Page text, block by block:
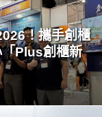
！攜手創櫃
Plus創櫃新